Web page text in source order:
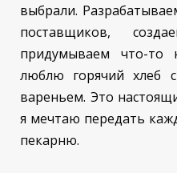
выбрали.
поставщиков,
придумываем что-то
люблю горячий хлеб
вареньем. Это
я мечтаю передать
пекарню.